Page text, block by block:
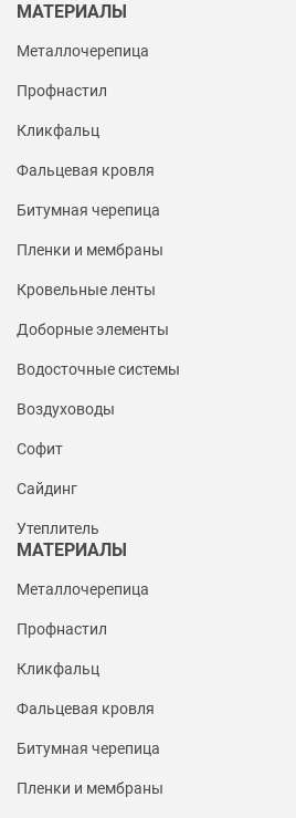
МАТЕРИАЛЫ
Металлочерепица
Профнастил
Кликфальц
Фальцевая кровля
Битумная черепица
Пленки и мембраны
Кровельные ленты
Доборные элементы
Водосточные системы
Воздуховоды
Софит
Сайдинг
Утеплитель
МАТЕРИАЛЫ
Металлочерепица
Профнастил
Кликфальц
Фальцевая кровля
Битумная черепица
Пленки и мембраны